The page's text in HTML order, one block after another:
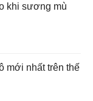
khi sương mù
mới nhất trên thế